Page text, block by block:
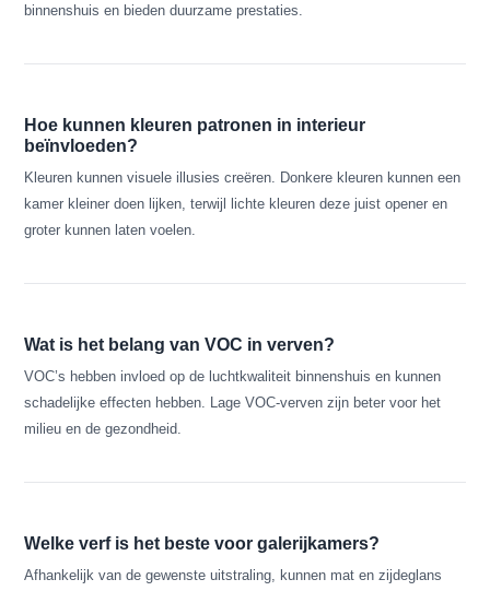
binnenshuis en bieden duurzame prestaties.
Hoe kunnen kleuren patronen in interieur
beïnvloeden?
Kleuren kunnen visuele illusies creëren. Donkere kleuren kunnen een
kamer kleiner doen lijken, terwijl lichte kleuren deze juist opener en
groter kunnen laten voelen.
Wat is het belang van VOC in verven?
VOC’s hebben invloed op de luchtkwaliteit binnenshuis en kunnen
schadelijke effecten hebben. Lage VOC-verven zijn beter voor het
milieu en de gezondheid.
Welke verf is het beste voor galerijkamers?
Afhankelijk van de gewenste uitstraling, kunnen mat en zijdeglans